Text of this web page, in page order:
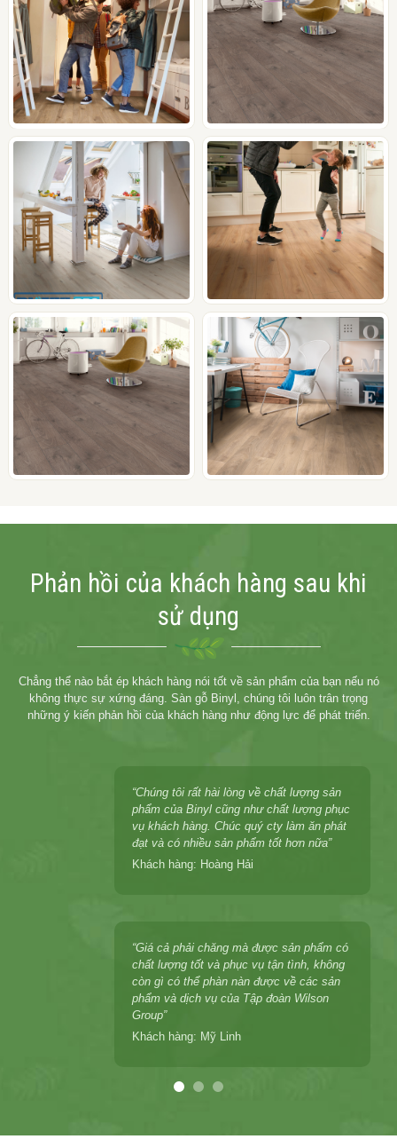
Phản hồi của khách hàng sau khi
sử dụng
Chẳng thể nào bắt ép khách hàng nói tốt về sản phẩm của bạn nếu nó
không thực sự xứng đáng. Sàn gỗ Binyl, chúng tôi luôn trân trọng
những ý kiến phản hồi của khách hàng như động lực để phát triển.
“Chúng tôi rất hài lòng về chất lượng sản
phẩm của Binyl cũng như chất lượng phục
vụ khách hàng. Chúc quý cty làm ăn phát
đạt và có nhiều sản phẩm tốt hơn nữa”
Khách hàng: Hoàng Hải
“Giá cả phải chăng mà được sản phẩm có
chất lượng tốt và phục vụ tận tình, không
còn gì có thể phàn nàn được về các sản
phẩm và dịch vụ của Tập đoàn Wilson
Group”
Khách hàng: Mỹ Linh